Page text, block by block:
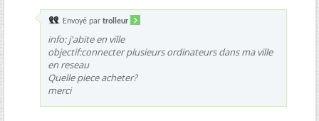
Envoyé par trolleur
info: j'abite en ville
objectif:connecter plusieurs ordinateurs dans ma ville
en reseau
Quelle piece acheter?
merci